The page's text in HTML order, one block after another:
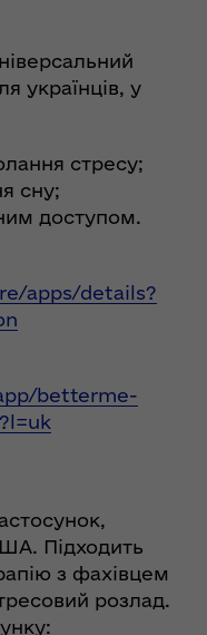
українців, у
стресу;
сну;
доступом.
apps/details?
betterme-
Підходить
з фахівцем
розлад.